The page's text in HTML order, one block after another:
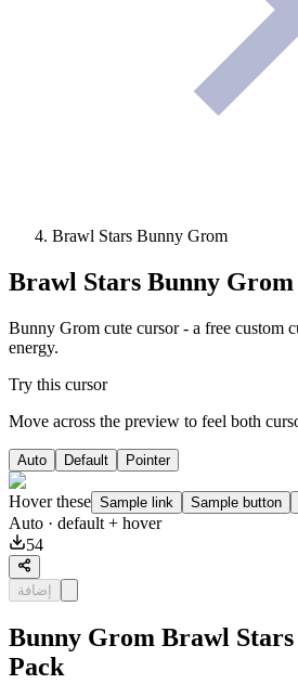
Brawl Stars Bunny Grom
Brawl Stars Bunny Grom
Bunny Grom cute cursor - a free custom
energy.
Try this cursor
Move across the preview to feel both
Auto Default Pointer
Hover these Sample link Sample button
Auto · default + hover
54
إضافة
Bunny Grom Brawl
Pack